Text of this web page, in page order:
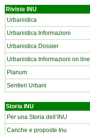
Riviste INU
Urbanistica
Urbanistica Informazioni
Urbanistica Dossier
Urbanistica Informazioni on line
Planum
Sentieri Urbani
Storia INU
Per una Storia dell’INU
Cariche e proposte Inu